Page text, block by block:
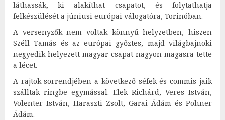
láthassák, ki alakíthat csapatot, és folytathatja
felkészülését a júniusi európai válogatóra, Torinóban.
A versenyzők nem voltak könnyű helyzetben, hiszen
Széll Tamás és az európai győztes, majd világbajnoki
negyedik helyezett magyar csapat nagyon magasra tette
a lécet.
A rajtok sorrendjében a következő séfek és commis-jaik
szálltak ringbe egymással. Elek Richárd, Veres István,
Volenter István, Haraszti Zsolt, Garai Ádám és Pohner
Ádám.